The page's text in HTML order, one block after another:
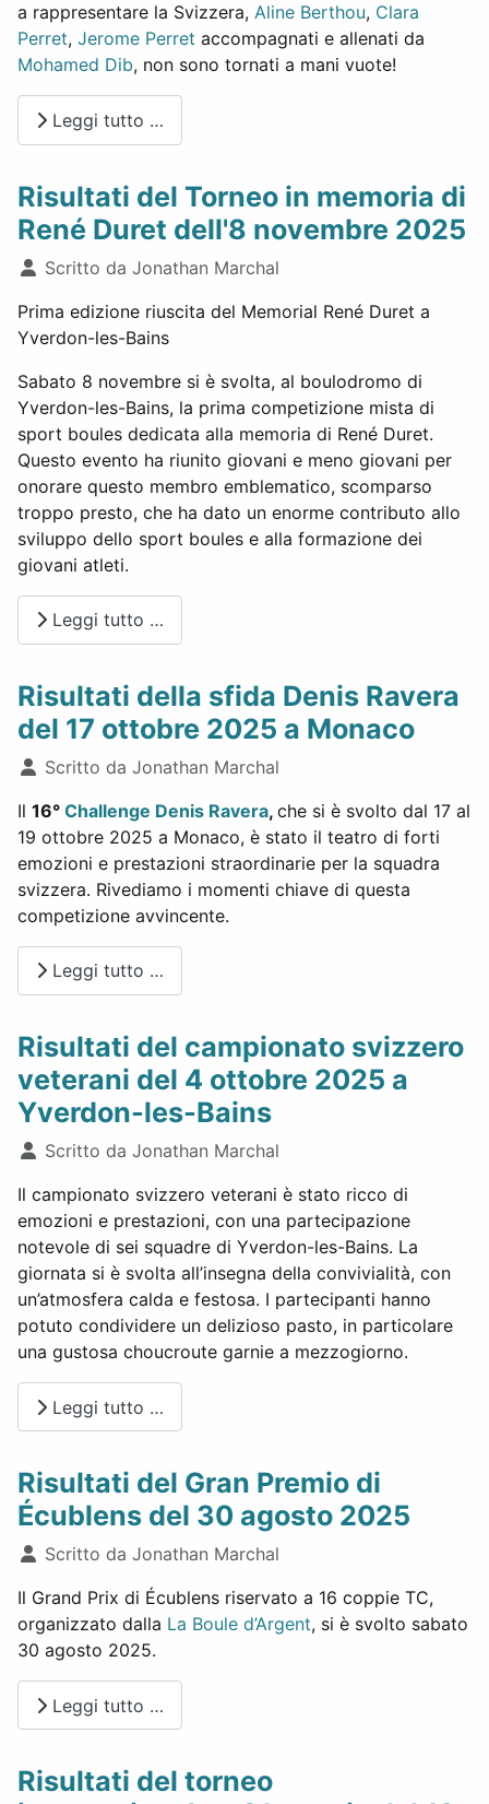
a rappresentare la Svizzera, Aline Berthou, Clara
Perret, Jerome Perret accompagnati e allenati da
Mohamed Dib, non sono tornati a mani vuote!
Leggi tutto …
Risultati del Torneo in memoria di
René Duret dell'8 novembre 2025
Dettagli
Scritto da Jonathan Marchal
Prima edizione riuscita del Memorial René Duret a
Yverdon-les-Bains
Sabato 8 novembre si è svolta, al boulodromo di
Yverdon-les-Bains, la prima competizione mista di
sport boules dedicata alla memoria di René Duret.
Questo evento ha riunito giovani e meno giovani per
onorare questo membro emblematico, scomparso
troppo presto, che ha dato un enorme contributo allo
sviluppo dello sport boules e alla formazione dei
giovani atleti.
Leggi tutto …
Risultati della sfida Denis Ravera
del 17 ottobre 2025 a Monaco
Dettagli
Scritto da Jonathan Marchal
Il 16° Challenge Denis Ravera, che si è svolto dal 17 al
19 ottobre 2025 a Monaco, è stato il teatro di forti
emozioni e prestazioni straordinarie per la squadra
svizzera. Rivediamo i momenti chiave di questa
competizione avvincente.
Leggi tutto …
Risultati del campionato svizzero
veterani del 4 ottobre 2025 a
Yverdon-les-Bains
Dettagli
Scritto da Jonathan Marchal
Il campionato svizzero veterani è stato ricco di
emozioni e prestazioni, con una partecipazione
notevole di sei squadre di Yverdon-les-Bains. La
giornata si è svolta all’insegna della convivialità, con
un’atmosfera calda e festosa. I partecipanti hanno
potuto condividere un delizioso pasto, in particolare
una gustosa choucroute garnie a mezzogiorno.
Leggi tutto …
Risultati del Gran Premio di
Écublens del 30 agosto 2025
Dettagli
Scritto da Jonathan Marchal
Il Grand Prix di Écublens riservato a 16 coppie TC,
organizzato dalla La Boule d’Argent, si è svolto sabato
30 agosto 2025.
Leggi tutto …
Risultati del torneo